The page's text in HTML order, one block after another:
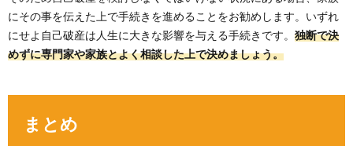
にその事を伝えた上で手続きを進めることをお勧めします。いずれ
にせよ自己破産は人生に大きな影響を与える手続きです。 独断で決
めずに専門家や家族とよく相談した上で決めましょう。
まとめ